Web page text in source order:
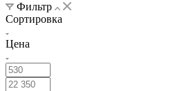
Фильтр
Сортировка
Цена